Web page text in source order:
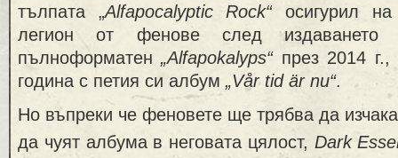
тълпата „Alfapocalyptic Rock“осигурил на
легион от фенове след
пълноформатен„Alfapokalyps“през 2014 г.,
година с петия си албум „Vår tid är nu“.
Но въпреки че феновете ще трябва да
да чуят албума в неговата цялост, Dark